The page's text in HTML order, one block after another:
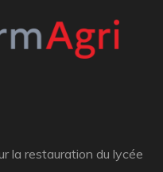
la restauration du lycée